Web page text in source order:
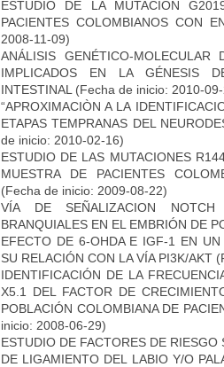
ESTUDIO DE LA MUTACIÓN
PACIENTES COLOMBIANOS CON
2008-11-09)
ANÁLISIS GENÉTICO-
IMPLICADOS EN LA GÉNESIS
INTESTINAL (Fecha de inicio: 2010-
“APROXIMACIÒN A LA
ETAPAS TEMPRANAS DEL
de inicio: 2010-02-16)
ESTUDIO DE LAS MUTACIONES
MUESTRA DE PACIENTES
(Fecha de inicio: 2009-08-22)
VÍA DE SEÑALIZACION
BRANQUIALES EN EL EMBRIÓN DE
EFECTO DE 6-OHDA E IGF-1 EN
SU RELACIÓN CON LA VÍA PI3K/AKT
IDENTIFICACIÓN DE LA
X5.1 DEL FACTOR DE
POBLACIÓN COLOMBIANA DE
inicio: 2008-06-29)
ESTUDIO DE FACTORES DE RIESGO
DE LIGAMIENTO DEL LABIO Y/O